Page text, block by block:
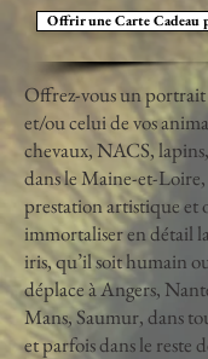
Offrir une Carte Cadeau
Offrez-vous un
et/ou celui de vos
chevaux, NACS,
dans le Maine-et-
prestation artistique et
immortaliser en détail
iris, qu’il soit humain
déplace à Angers,
Mans, Saumur, dans
et parfois dans le reste